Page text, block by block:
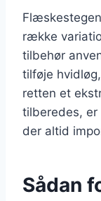
række
tilbehør
tilføje
retten et
tilberedes,
der altid
Sådan